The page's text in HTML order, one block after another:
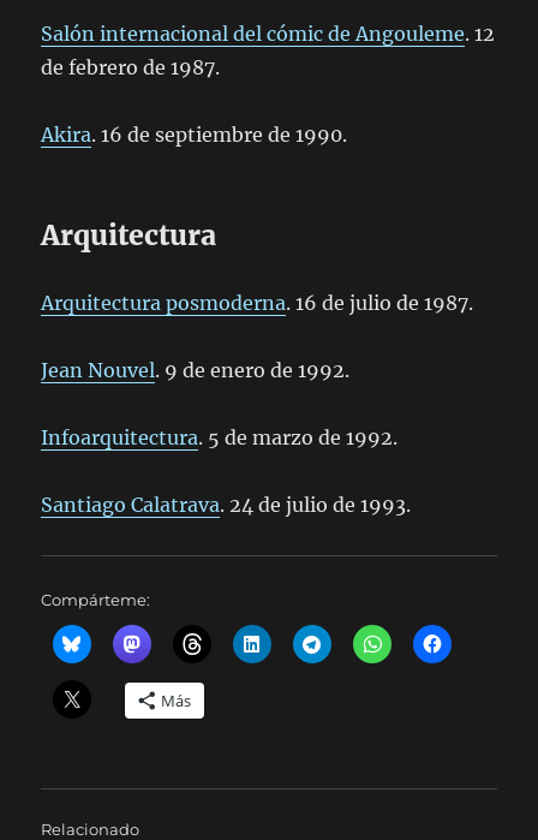
Salón internacional del cómic de Angouleme. 12
de febrero de 1987.
Akira. 16 de septiembre de 1990.
Arquitectura
Arquitectura posmoderna. 16 de julio de 1987.
Jean Nouvel. 9 de enero de 1992.
Infoarquitectura. 5 de marzo de 1992.
Santiago Calatrava. 24 de julio de 1993.
Compárteme:
Más
Relacionado